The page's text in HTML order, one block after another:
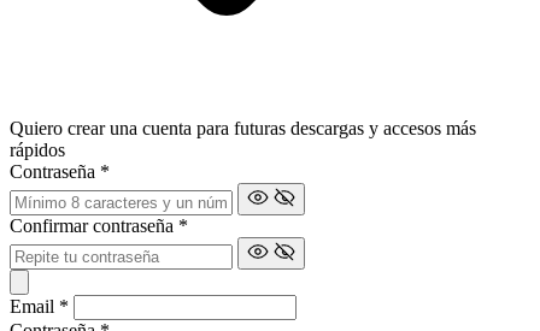
Quiero crear una cuenta para futuras descargas y accesos más
rápidos
Contraseña *
Confirmar contraseña *
Email *